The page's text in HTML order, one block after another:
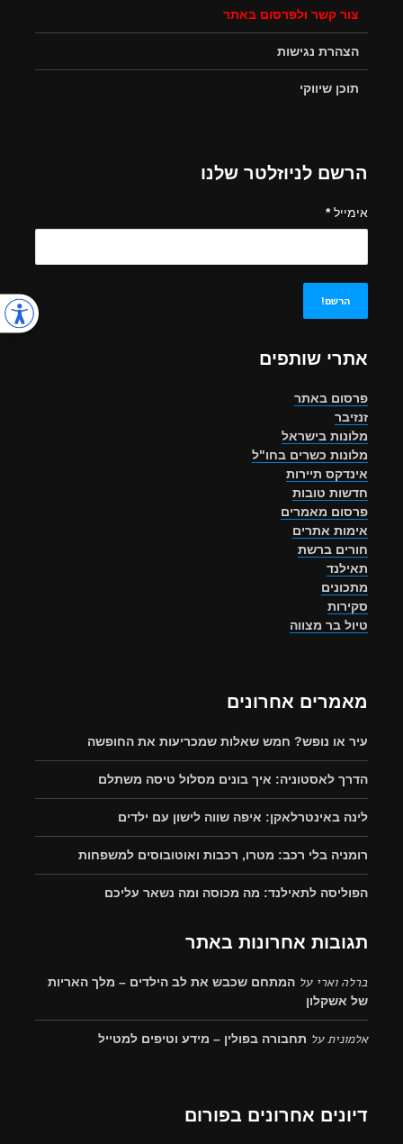
צור קשר ולפרסום באתר
הצהרת נגישות
תוכן שיווקי
הרשם לניוזלטר שלנו
אימייל*
אתרי שותפים
פרסום באתר
זנזיבר
מלונות בישראל
מלונות כשרים בחו"ל
אינדקס תיירות
חדשות טובות
פרסום מאמרים
אימות אתרים
חורים ברשת
תאילנד
מתכונים
סקירות
טיול בר מצווה
מאמרים אחרונים
עיר או נופש? חמש שאלות שמכריעות את החופשה
הדרך לאסטוניה: איך בונים מסלול טיסה משתלם
לינה באינטרלאקן: איפה שווה לישון עם ילדים
רומניה בלי רכב: מטרו, רכבות ואוטובוסים למשפחות
הפוליסה לתאילנד: מה מכוסה ומה נשאר עליכם
תגובות אחרונות באתר
ברלה וארי על המתחם שכבש את לב הילדים – מלך האריות
של אשקלון
אלמוניתעל תחבורה בפולין – מידע וטיפים למטייל
דיונים אחרונים בפורום